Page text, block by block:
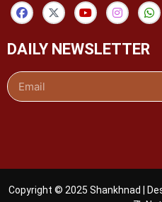
DAILY NEWSLETTER
Copyright © 2025 Shankhnad |